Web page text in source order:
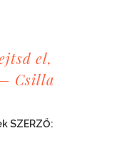
el,
Csilla
SZERZŐ: